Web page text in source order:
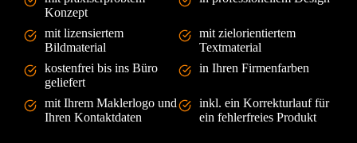
Konzept
mit lizensiertem
Bildmaterial
mit zielorientiertem
Textmaterial
kostenfrei bis ins Büro
geliefert
in Ihren Firmenfarben
mit Ihrem Maklerlogo und
Ihren Kontaktdaten
inkl. ein Korrekturlauf für
ein fehlerfreies Produkt